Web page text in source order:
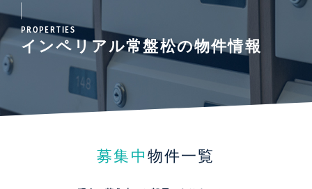
PROPERTIES
インペリアル常盤松の物件情報
募集中 物件一覧